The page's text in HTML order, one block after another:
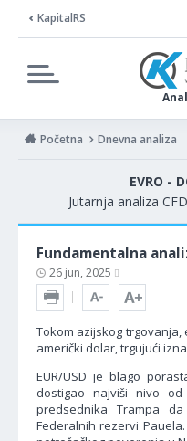
KapitalRS
Početna Dnevna analiza
EVRO -
Jutarnja analiza
Fundamentalna
26 jun, 2025
Tokom azijskog
američki dolar, trgujući
EUR/USD je blago
dostigao najviši nivo
predsednika Trampa
Federalnih rezervi